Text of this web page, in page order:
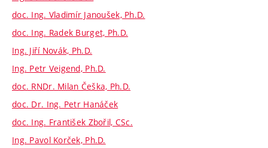
doc. Ing. Vladimír Janoušek, Ph.D.
doc. Ing. Radek Burget, Ph.D.
Ing. Jiří Novák, Ph.D.
Ing. Petr Veigend, Ph.D.
doc. RNDr. Milan Češka, Ph.D.
doc. Dr. Ing. Petr Hanáček
doc. Ing. František Zbořil, CSc.
Ing. Pavol Korček, Ph.D.